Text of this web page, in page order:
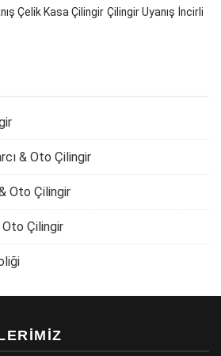
Çelik Kasa Çilingir Çilingir Uyanış İncirli
& Oto Çilingir
Oto Çilingir
Oto Çilingir